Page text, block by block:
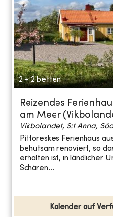
2 + 2 betten
Reizendes
am Meer
Vikbolandet, S:t Anna,
Pittoreskes Ferienhaus
behutsam renoviert, so
erhalten ist, in ländlicher
Schären...
Kalender auf